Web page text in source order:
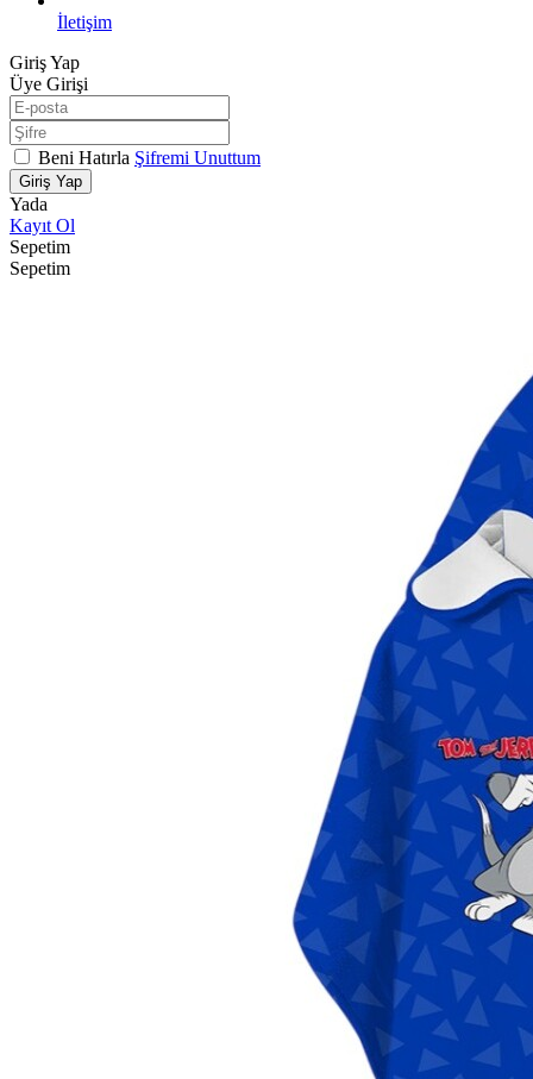
İletişim
Giriş Yap
Üye Girişi
Beni Hatırla Şifremi Unuttum
Giriş Yap
Yada
Kayıt Ol
Sepetim
Sepetim